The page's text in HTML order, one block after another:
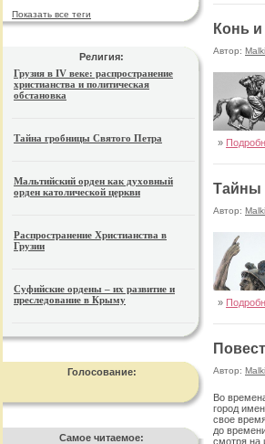
Показать все теги
Религия:
Грузия в IV веке: распространение
христианства и политическая
обстановка
Тайна гробницы Святого Петра
Мальтийский орден как духовный
орден католической церкви
Распространение Христианства в
Грузии
Суфийские ордены – их развитие и
преследование в Крыму
Голосование:
Самое читаемое:
Конь
Автор:
»
Тайны
Автор:
»
Автор:
Во
город
свое
до
смотря на